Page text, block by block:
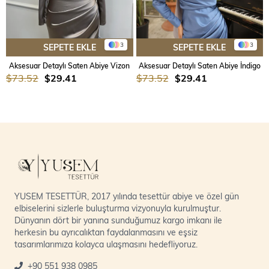
3
SEPETE EKLE
Aksesuar Detaylı Saten Abiye Vizon
$29.41
$73.52
3
SEPETE EKLE
Aksesuar Detaylı Saten Abiye İndigo
$29.41
$73.52
YUSEM TESETTÜR, 2017 yılında tesettür abiye ve özel gün
elbiselerini sizlerle buluşturma vizyonuyla kurulmuştur.
Dünyanın dört bir yanına sunduğumuz kargo imkanı ile
herkesin bu ayrıcalıktan faydalanmasını ve eşsiz
tasarımlarımıza kolayca ulaşmasını hedefliyoruz.
+90 551 938 0985